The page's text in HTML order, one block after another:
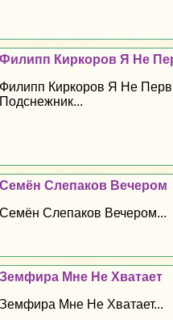
Филипп Киркоров Я Не
Филипп Киркоров Я Не
Подснежник...
Семён Слепаков Вечером
Семён Слепаков Вечером...
Земфира Мне Не Хватает
Земфира Мне Не Хватает...